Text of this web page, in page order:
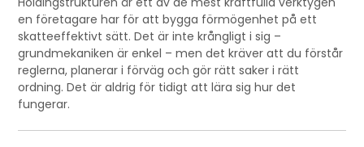
en företagare har för att bygga förmögenhet på ett
skatteeffektivt sätt. Det är inte krångligt i sig –
grundmekaniken är enkel – men det kräver att du förstår
reglerna, planerar i förväg och gör rätt saker i rätt
ordning. Det är aldrig för tidigt att lära sig hur det
fungerar.